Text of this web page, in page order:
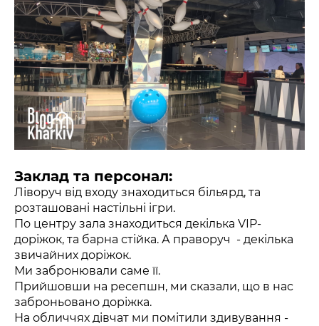
Заклад та персонал:
Ліворуч від входу знаходиться більярд, та
розташовані настільні ігри.
По центру зала знаходиться декілька VIP-
доріжок, та барна стійка. А праворуч - декілька
звичайних доріжок.
Ми забронювали саме її.
Прийшовши на ресепшн, ми сказали, що в нас
заброньовано доріжка.
На обличчях дівчат ми помітили здивування -